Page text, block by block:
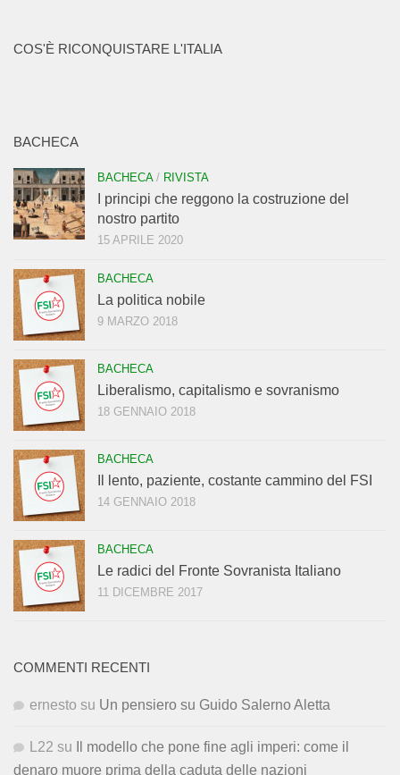
COS'È RICONQUISTARE L'ITALIA
BACHECA
BACHECA/ RIVISTA
I principi che reggono la costruzione del
nostro partito
15 APRILE 2020
BACHECA
La politica nobile
9 MARZO 2018
BACHECA
Liberalismo, capitalismo e sovranismo
18 GENNAIO 2018
BACHECA
Il lento, paziente, costante cammino del FSI
14 GENNAIO 2018
BACHECA
Le radici del Fronte Sovranista Italiano
11 DICEMBRE 2017
COMMENTI RECENTI
ernesto su Un pensiero su Guido Salerno Aletta
L22 su
Il modello che pone fine agli imperi: come il
denaro muore prima della caduta delle nazioni